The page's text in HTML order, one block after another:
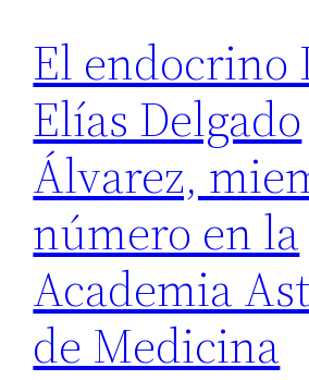
El endocrino
Elías Delgado
Álvarez,
número en la
Academia
de Medicina